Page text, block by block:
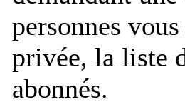
personnes
privée, la liste
abonnés.